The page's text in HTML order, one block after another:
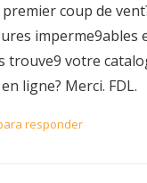
coup de
imperme9ables
trouve9 votre
ligne? Merci. FDL.
responder